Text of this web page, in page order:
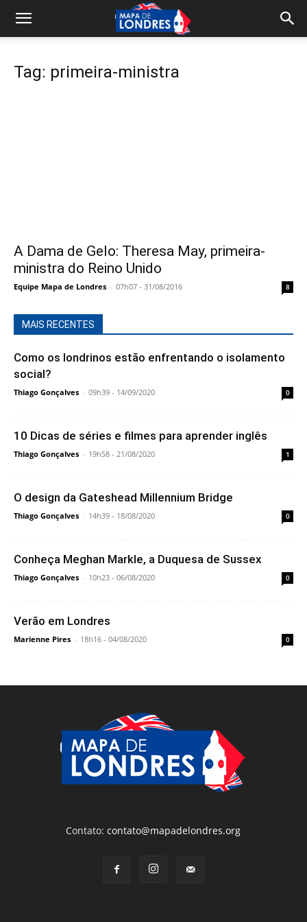
Tag: primeira-ministra
A Dama de Gelo: Theresa May, primeira-
ministra do Reino Unido
Equipe Mapa de Londres - 07h07 - 31/08/2016 8
MAIS RECENTES
Como os londrinos estão enfrentando o isolamento
social?
Thiago Gonçalves - 09h39 - 14/09/2020 0
10 Dicas de séries e filmes para aprender inglês
Thiago Gonçalves - 19h58 - 21/08/2020 1
O design da Gateshead Millennium Bridge
Thiago Gonçalves - 14h39 - 18/08/2020 0
Conheça Meghan Markle, a Duquesa de Sussex
Thiago Gonçalves - 10h23 - 06/08/2020 0
Verão em Londres
Marienne Pires - 18h16 - 04/08/2020 0
Contato:contato@mapadelondres.org